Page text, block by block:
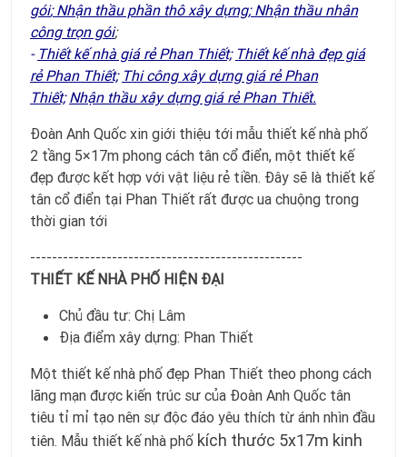
gói;Nhận thầu phần thô xây dựng;Nhận thầu nhân
công trọn gói;
- Thiết kế nhà giá rẻ Phan Thiết; Thiết kế nhà đẹp giá
rẻ Phan Thiết; Thi công xây dựng giá rẻ Phan
Thiết; Nhận thầu xây dựng giá rẻ Phan Thiết.
Đoàn Anh Quốc xin giới thiệu tới mẫu thiết kế nhà phố
2 tầng 5×17m phong cách tân cổ điển, một thiết kế
đẹp được kết hợp với vật liệu rẻ tiền. Đây sẽ là thiết kế
tân cổ điển tại Phan Thiết rất được ua chuộng trong
thời gian tới
--------------------------------------------------
THIẾT KẾ NHÀ PHỐ HIỆN ĐẠI
Chủ đầu tư: Chị Lâm
Địa điểm xây dựng: Phan Thiết
Một thiết kế nhà phố đẹp Phan Thiết theo phong cách
lãng mạn được kiến trúc sư của Đoàn Anh Quốc tân
tiêu tỉ mỉ tạo nên sự độc đáo yêu thích từ ánh nhìn đầu
tiên. Mẫu thiết kế nhà phố kích thước 5x17m kinh